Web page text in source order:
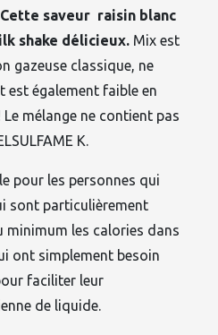
Cette saveur raisin blanc
shake délicieux. Mix est
gazeuse classique, ne
est également faible en
mélange ne contient pas
K.
pour les personnes qui
sont particulièrement
minimum les calories dans
ont simplement besoin
faciliter leur
de liquide.